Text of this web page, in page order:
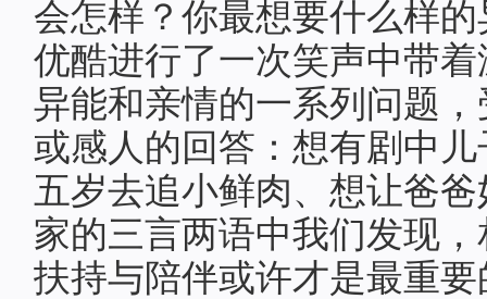
会怎样？你最想要什么样
优酷进行了一次笑声中带
异能和亲情的一系列问题
或感人的回答：想有剧中
五岁去追小鲜肉、想让爸
家的三言两语中我们发现
扶持与陪伴或许才是最重要